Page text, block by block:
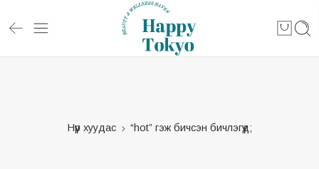
Нүүр хуудас “hot” гэж бичсэн бичлэгүүд;